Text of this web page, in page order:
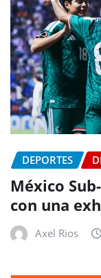
DEPORTES
México
con una
Axel Rios